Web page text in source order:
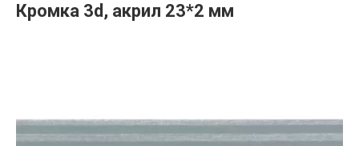
Кромка 3d, акрил 23*2 мм